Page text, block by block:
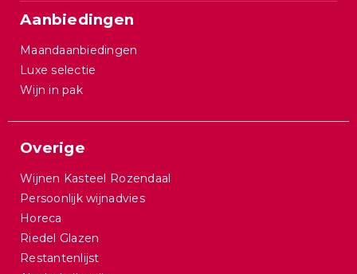
Aanbiedingen
Maandaanbiedingen
Luxe selectie
Wijn in pak
Overige
Wijnen Kasteel Rozendaal
Persoonlijk wijnadvies
Horeca
Riedel Glazen
Restantenlijst